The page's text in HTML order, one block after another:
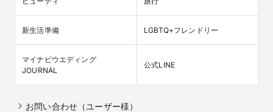
新生活準備 LGBTQ+フレンドリー
マイナビウエディング
JOURNAL
公式LINE
お問い合わせ（ユーザー様）